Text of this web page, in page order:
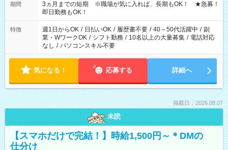
期間
3ヵ月までの短期 ※職場が気に入れば、長期もOK！ ★急募！
即日勤務もOK！
特徴 週1日からOK / 日払いOK / 履歴書不要 / 40～50代活躍中 / 副
業・WワークOK / シフト勤務 / 10名以上の大量募集 / 電話対応
なし / パソコンスキル不要
気になる！ 応募する 詳細へ
掲載日：2026.08.07
未読
【スマホだけで完結！】時給1,500円～＊DMの
仕分け